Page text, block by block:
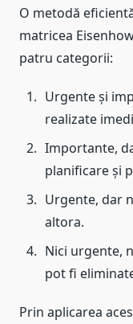
O metodă
matricea
patru categorii:
Urgente și
realizate
Importante,
planificare și
Urgente, dar
altora.
Nici urgente,
pot fi
Prin aplicarea